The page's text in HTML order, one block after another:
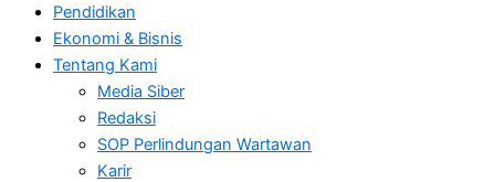
Pendidikan
Ekonomi & Bisnis
Tentang Kami
Media Siber
Redaksi
SOP Perlindungan Wartawan
Karir